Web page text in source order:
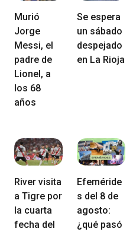
Murió
Jorge
Messi, el
padre de
Lionel, a
los 68
años
Se espera
un sábado
despejado
en La Rioja
River visita
a Tigre por
la cuarta
fecha del
Efeméride
s del 8 de
agosto:
¿qué pasó